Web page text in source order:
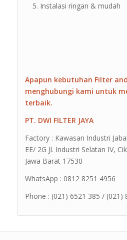
Instalasi ringan & mudah
Apapun kebutuhan Filter
menghubungi kami untuk
terbaik.
PT. DWI FILTER JAYA
Factory : Kawasan Industri
EE/ 2G Jl. Industri Selatan IV,
Jawa Barat 17530
WhatsApp : 0812 8251 4956
Phone : (021) 6521 385 / (021)